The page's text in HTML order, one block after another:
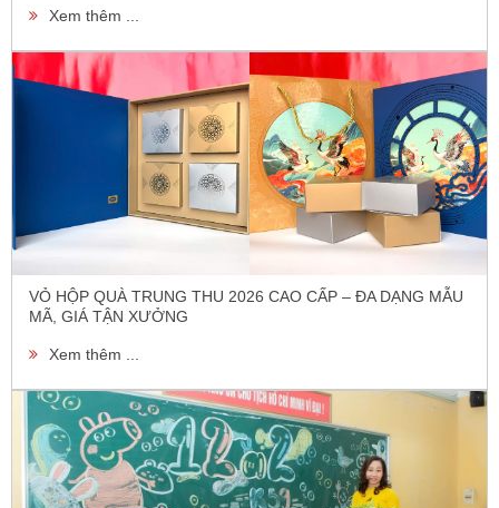
Xem thêm ...
VỎ HỘP QUÀ TRUNG THU 2026 CAO CẤP – ĐA DẠNG MẪU
MÃ, GIÁ TẬN XƯỞNG
Xem thêm ...